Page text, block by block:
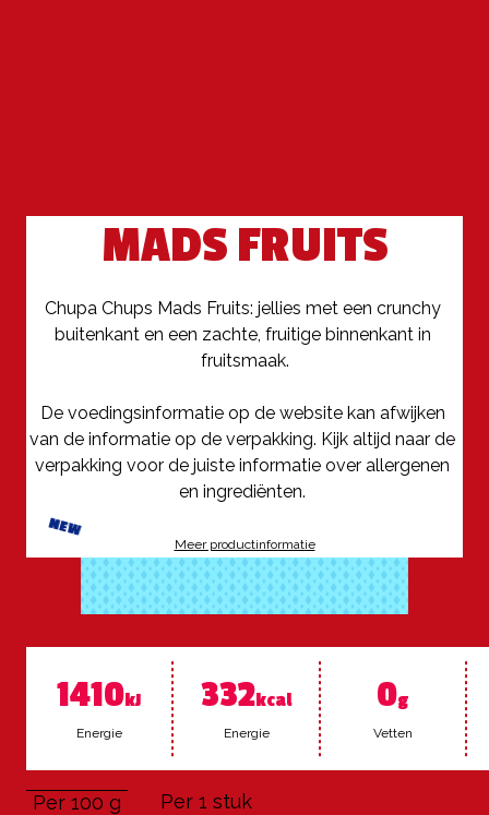
MADS FRUITS
Chupa Chups Mads Fruits: jellies met een crunchy
buitenkant en een zachte, fruitige binnenkant in
fruitsmaak.
De voedingsinformatie op de website kan afwijken
van de informatie op de verpakking. Kijk altijd naar de
verpakking voor de juiste informatie over allergenen
en ingrediënten.
Meer productinformatie
NEW
1410kJ
Ener­gie
332kcal
Ener­gie
0g
Vet­ten
Per 100 g Per 1 stuk